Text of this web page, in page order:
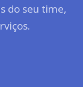
do seu time,